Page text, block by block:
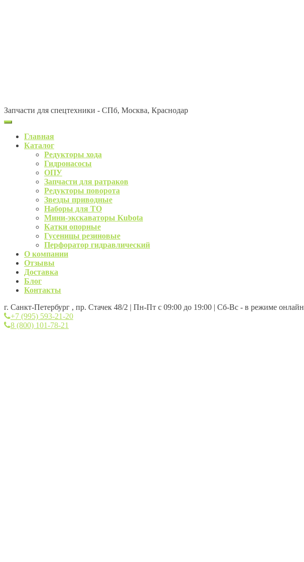
Запчасти для спецтехники - СПб, Москва, Краснодар
Главная
Каталог
Редукторы хода
Гидронасосы
ОПУ
Запчасти для ратраков
Редукторы поворота
Звезды приводные
Наборы для ТО
Мини-экскаваторы Kubota
Катки опорные
Гусеницы резиновые
Перфоратор гидравлический
О компании
Отзывы
Доставка
Блог
Контакты
г. Санкт-Петербург , пр. Стачек 48/2 | Пн-Пт с 09:00 до 19:00 | Сб-Вс - в режиме онлайн
+7 (995) 593-21-20
8 (800) 101-78-21